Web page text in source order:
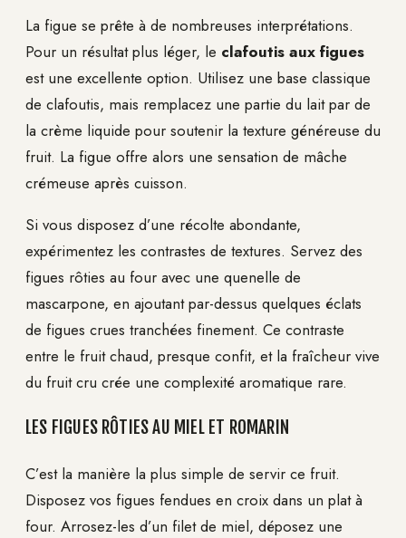
La figue se prête à de nombreuses interprétations.
Pour un résultat plus léger, le clafoutis aux figues
est une excellente option. Utilisez une base classique
de clafoutis, mais remplacez une partie du lait par de
la crème liquide pour soutenir la texture généreuse du
fruit. La figue offre alors une sensation de mâche
crémeuse après cuisson.
Si vous disposez d’une récolte abondante,
expérimentez les contrastes de textures. Servez des
figues rôties au four avec une quenelle de
mascarpone, en ajoutant par-dessus quelques éclats
de figues crues tranchées finement. Ce contraste
entre le fruit chaud, presque confit, et la fraîcheur vive
du fruit cru crée une complexité aromatique rare.
LES FIGUES RÔTIES AU MIEL ET ROMARIN
C’est la manière la plus simple de servir ce fruit.
Disposez vos figues fendues en croix dans un plat à
four. Arrosez-les d’un filet de miel, déposez une